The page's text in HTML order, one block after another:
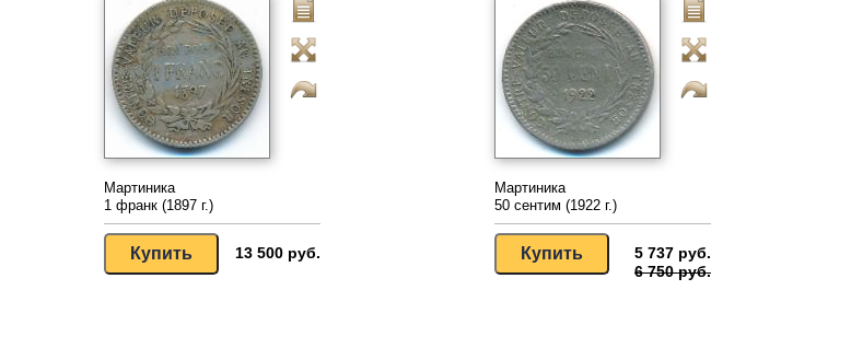
Мартиника
1 франк (1897 г.)
13 500 руб.
Мартиника
50 сентим (1922 г.)
5 737 руб.
6 750 руб.